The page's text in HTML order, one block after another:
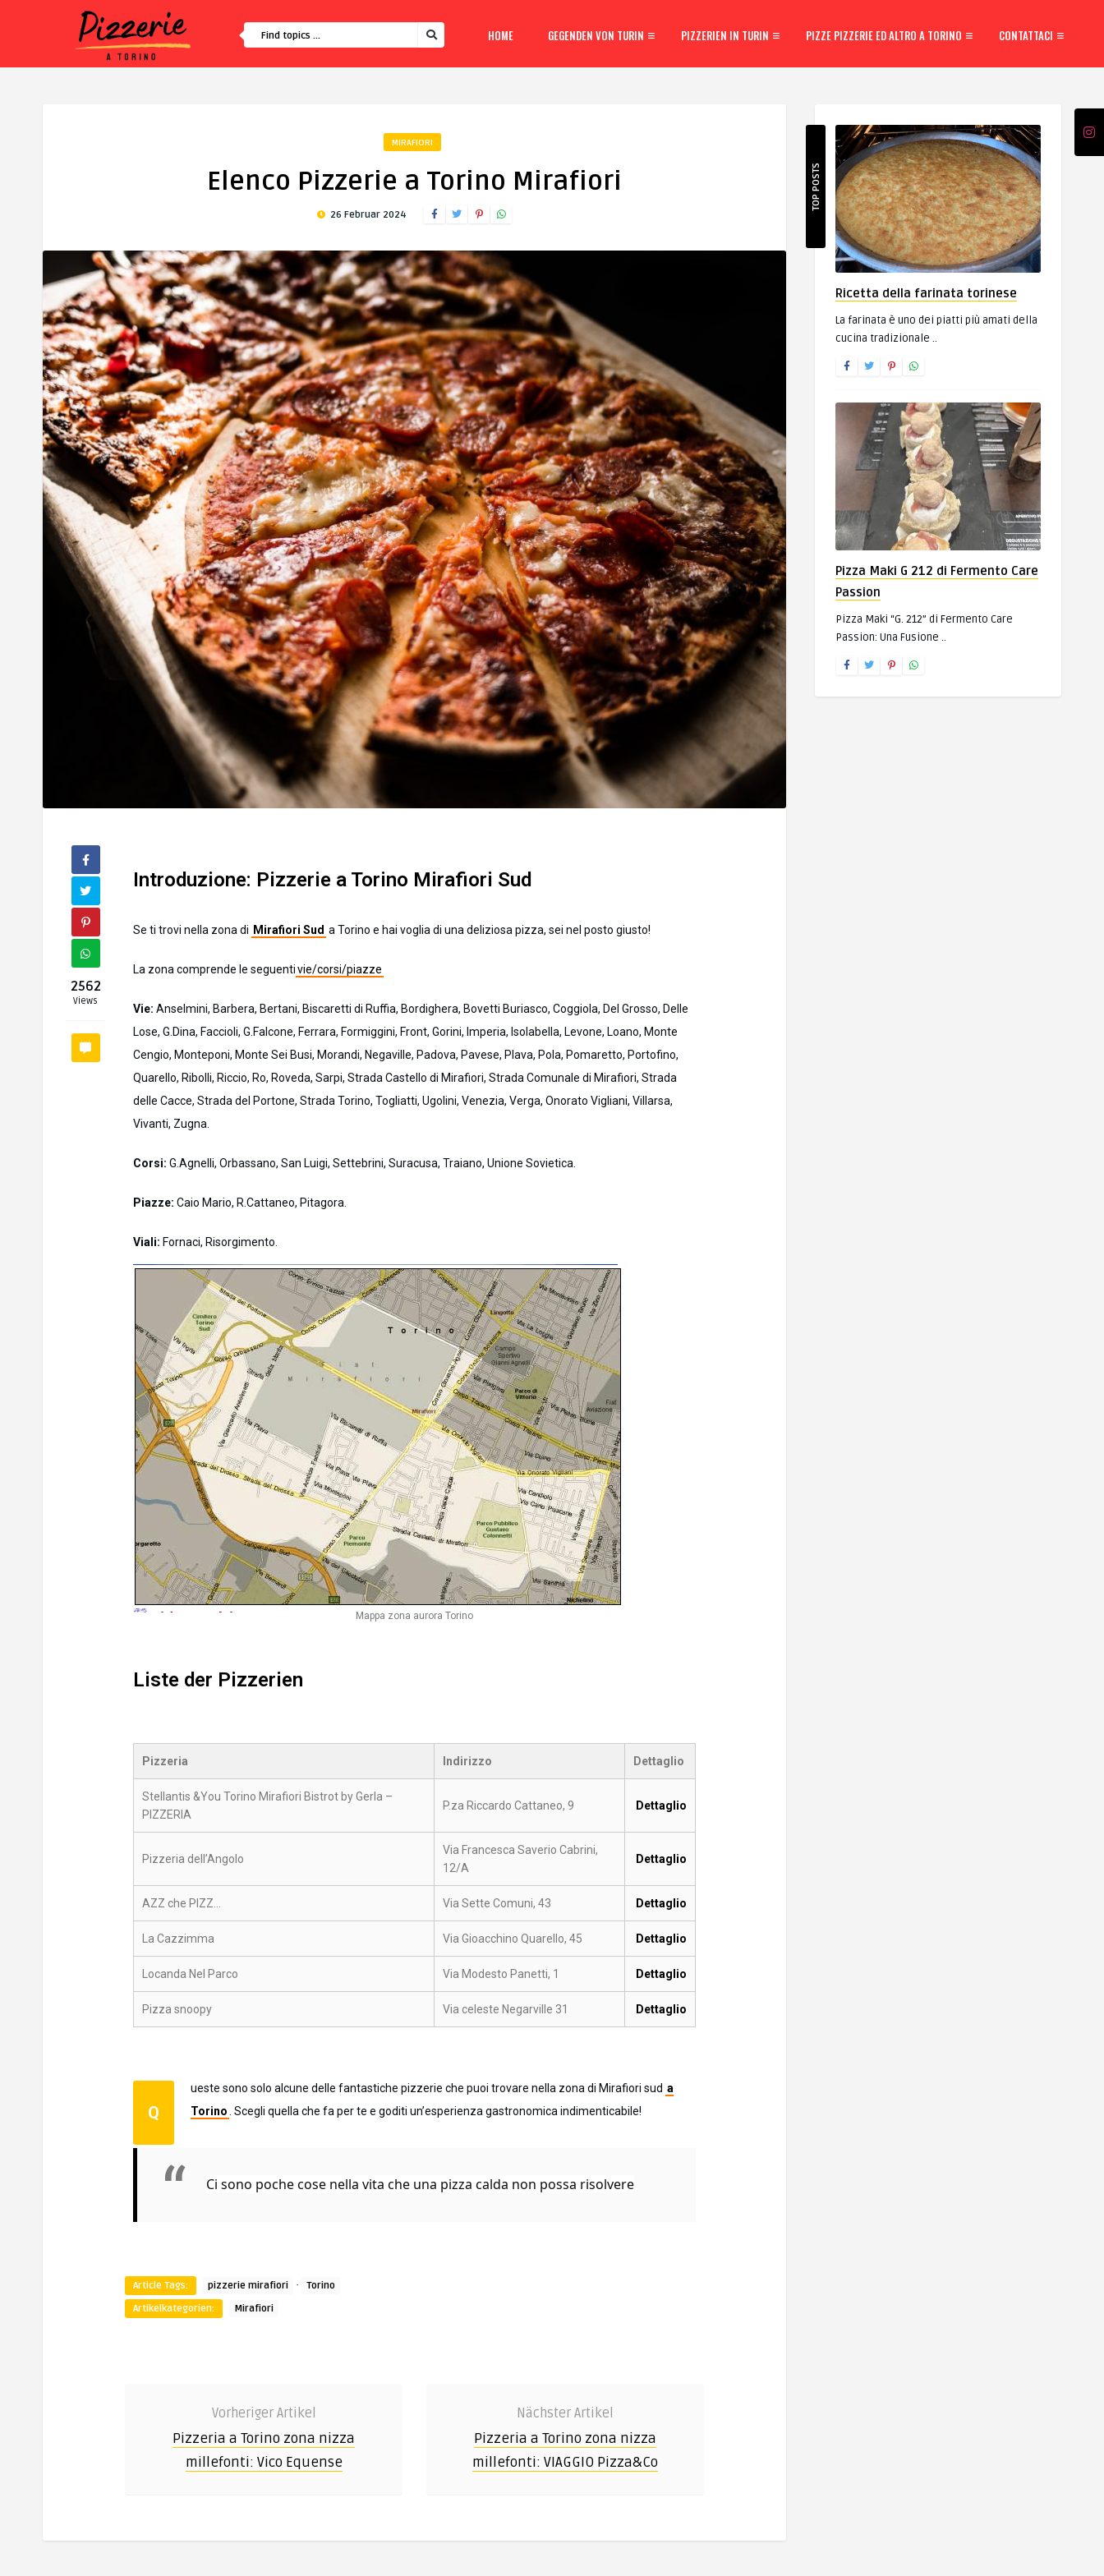
HOME GEGENDEN VON TURIN PIZZERIEN IN TURIN PIZZE PIZZERIE ED ALTRO A TORINO CONTATTACI
MIRAFIORI
Elenco Pizzerie a Torino Mirafiori
26 Februar 2024
2562
Views
Introduzione: Pizzerie a Torino Mirafiori Sud
Se ti trovi nella zona di Mirafiori Sud a Torino e hai voglia di una deliziosa pizza, sei nel posto giusto!
La zona comprende le seguentivie/corsi/piazze
Vie: Anselmini, Barbera, Bertani, Biscaretti di Ruffia, Bordighera, Bovetti Buriasco, Coggiola, Del Grosso, Delle
Lose, G.Dina, Faccioli, G.Falcone, Ferrara, Formiggini, Front, Gorini, Imperia, Isolabella, Levone, Loano, Monte
Cengio, Monteponi, Monte Sei Busi, Morandi, Negaville, Padova, Pavese, Plava, Pola, Pomaretto, Portofino,
Quarello, Ribolli, Riccio, Ro, Roveda, Sarpi, Strada Castello di Mirafiori, Strada Comunale di Mirafiori, Strada
delle Cacce, Strada del Portone, Strada Torino, Togliatti, Ugolini, Venezia, Verga, Onorato Vigliani, Villarsa,
Vivanti, Zugna.
Corsi: G.Agnelli, Orbassano, San Luigi, Settebrini, Suracusa, Traiano, Unione Sovietica.
Piazze: Caio Mario, R.Cattaneo, Pitagora.
Viali: Fornaci, Risorgimento.
Mappa zona aurora Torino
Liste der Pizzerien
Pizzeria Indirizzo Dettaglio
Stellantis &You Torino Mirafiori Bistrot by Gerla –
PIZZERIA
P.za Riccardo Cattaneo, 9 Dettaglio
Pizzeria dell’Angolo
Via Francesca Saverio Cabrini,
12/A
Dettaglio
AZZ che PIZZ… Via Sette Comuni, 43 Dettaglio
La Cazzimma Via Gioacchino Quarello, 45 Dettaglio
Locanda Nel Parco Via Modesto Panetti, 1 Dettaglio
Pizza snoopy Via celeste Negarville 31 Dettaglio
Q
ueste sono solo alcune delle fantastiche pizzerie che puoi trovare nella zona di Mirafiori sud a
Torino. Scegli quella che fa per te e goditi un’esperienza gastronomica indimenticabile!
Ci sono poche cose nella vita che una pizza calda non possa risolvere
Article Tags: pizzerie mirafiori ·
Torino
Artikelkategorien:
Mirafiori
Vorheriger Artikel
Pizzeria a Torino zona nizza
millefonti: Vico Equense
Nächster Artikel
Pizzeria a Torino zona nizza
millefonti: VIAGGIO Pizza&Co
TOP POSTS
Ricetta della farinata torinese
La farinata è uno dei piatti più amati della
cucina tradizionale ..
Pizza Maki G 212 di Fermento Care
Passion
Pizza Maki “G. 212” di Fermento Care
Passion: Una Fusione ..